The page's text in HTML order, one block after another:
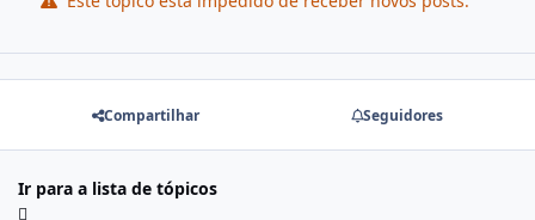
Compartilhar Seguidores
Ir para a lista de tópicos